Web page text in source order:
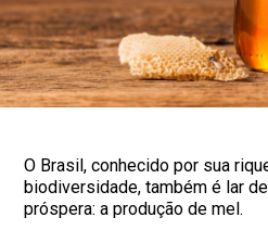
O Brasil, conhecido por sua
biodiversidade, também é lar
próspera: a produção de mel.